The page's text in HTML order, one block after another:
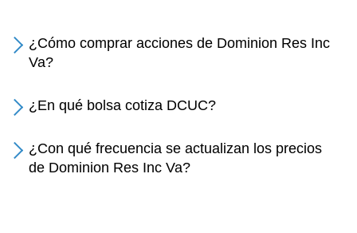
¿Cómo comprar acciones de Dominion Res Inc
Va?
¿En qué bolsa cotiza DCUC?
¿Con qué frecuencia se actualizan los precios
de Dominion Res Inc Va?